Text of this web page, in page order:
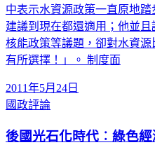
中表示水資源政策一直原地
建議到現在都還適用；他並
核能政策等議題，卻對水資
有所選擇！」。 制度面
2011年5月24日
國政評論
後國光石化時代︰綠色